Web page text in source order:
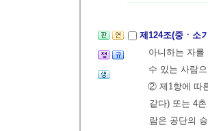
제124조(중ㆍ소
아니하는 자
수 있는 사람
② 제1항에 따
같다) 또는 4
람은 공단의